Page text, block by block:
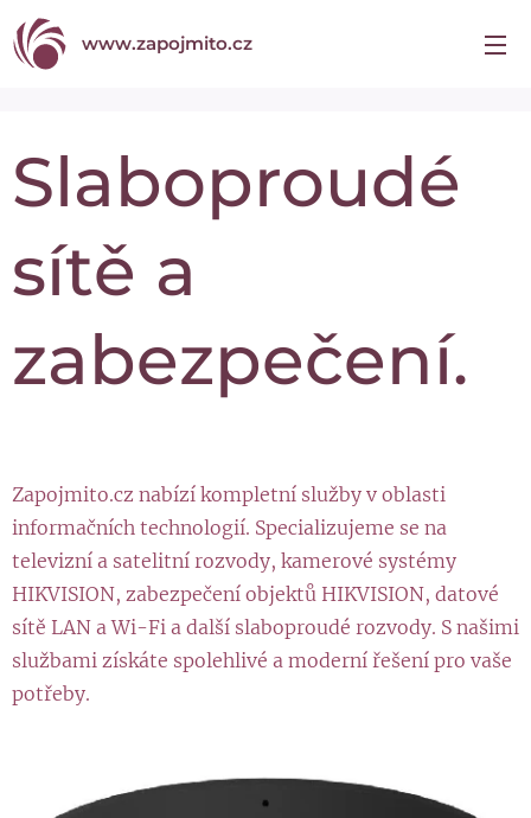
www.zapojmito.cz
Slaboproudé
sítě a
zabezpečení.
Zapojmito.cz nabízí kompletní služby v oblasti
informačních technologií. Specializujeme se na
televizní a satelitní rozvody, kamerové systémy
HIKVISION, zabezpečení objektů HIKVISION, datové
sítě LAN a Wi-Fi a další slaboproudé rozvody. S našimi
službami získáte spolehlivé a moderní řešení pro vaše
potřeby.